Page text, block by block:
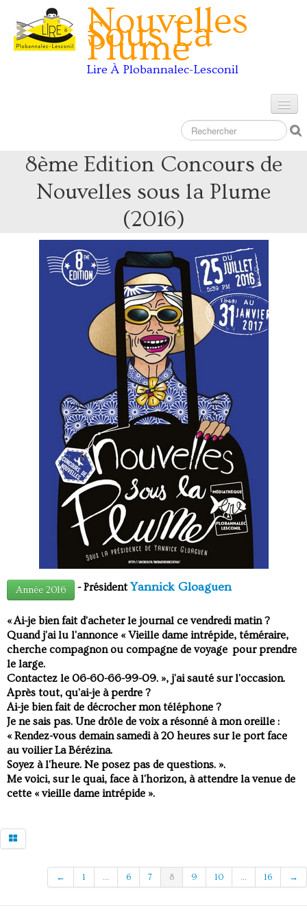
Nouvelles
Sous La
Plume
Lire À Plobannalec-Lesconil
Les Concours
10 ans de concours
8ème Edition Concours de
Nouvelles sous la Plume
(2016)
Année 2016 - PrésidentYannick Gloaguen
« Ai-je bien fait d'acheter le journal ce vendredi matin ?
Quand j'ai lu l'annonce « Vieille dame intrépide, téméraire,
cherche compagnon ou compagne de voyage pour prendre
le large.
Contactez le 06-60-66-99-09. », j'ai sauté sur l'occasion.
Après tout, qu'ai-je à perdre ?
Ai-je bien fait de décrocher mon téléphone ?
Je ne sais pas. Une drôle de voix a résonné à mon oreille :
« Rendez-vous demain samedi à 20 heures sur le port face
au voilier La Bérézina.
Soyez à l'heure. Ne posez pas de questions. ».
Me voici, sur le quai, face à l'horizon, à attendre la venue de
cette « vieille dame intrépide ».
← 1 ... 6 7 8 9 10 ... 16 →